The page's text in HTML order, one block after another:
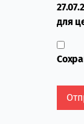
для